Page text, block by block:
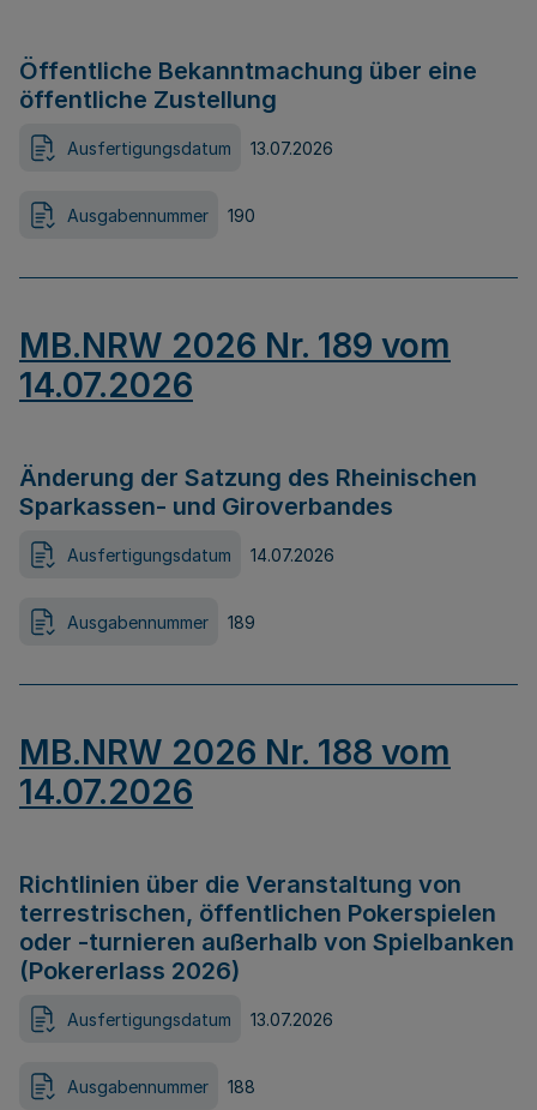
Öffentliche Bekanntmachung über eine
öffentliche Zustellung
Ausfertigungsdatum 13.07.2026
Ausgabennummer 190
MB.NRW 2026 Nr. 189 vom
14.07.2026
Änderung der Satzung des Rheinischen
Sparkassen- und Giroverbandes
Ausfertigungsdatum 14.07.2026
Ausgabennummer 189
MB.NRW 2026 Nr. 188 vom
14.07.2026
Richtlinien über die Veranstaltung von
terrestrischen, öffentlichen Pokerspielen
oder -turnieren außerhalb von Spielbanken
(Pokererlass 2026)
Ausfertigungsdatum 13.07.2026
Ausgabennummer 188